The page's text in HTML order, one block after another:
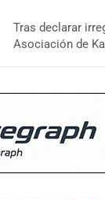
Tras declarar
Asociación de